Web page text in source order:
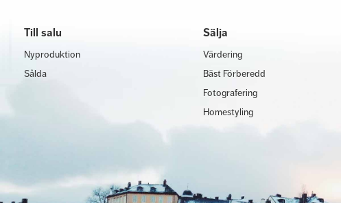
Till salu
Nyproduktion
Sålda
Sälja
Värdering
Bäst Förberedd
Fotografering
Homestyling